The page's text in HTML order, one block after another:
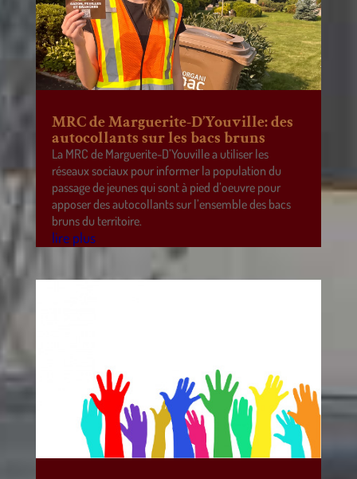
MRC de Marguerite-D’Youville: des
autocollants sur les bacs bruns
La MRC de Marguerite-D’Youville a utiliser les
réseaux sociaux pour informer la population du
passage de jeunes qui sont à pied d’oeuvre pour
apposer des autocollants sur l’ensemble des bacs
bruns du territoire.
lire plus